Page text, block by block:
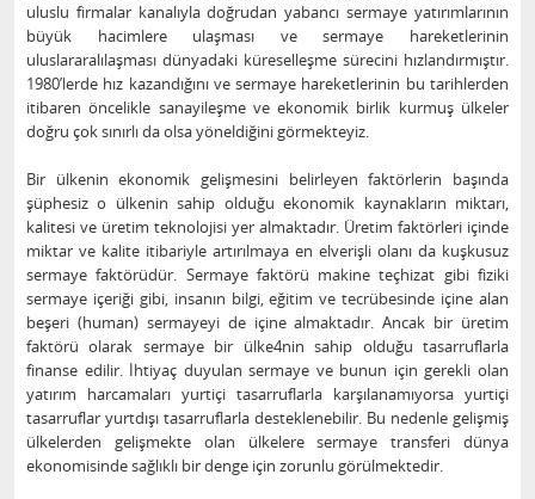
uluslu firmalar kanalıyla doğrudan yabancı sermaye yatırımlarının
büyük hacimlere ulaşması ve sermaye hareketlerinin
uluslararalılaşması dünyadaki küreselleşme sürecini hızlandırmıştır.
1980’lerde hız kazandığını ve sermaye hareketlerinin bu tarihlerden
itibaren öncelikle sanayileşme ve ekonomik birlik kurmuş ülkeler
doğru çok sınırlı da olsa yöneldiğini görmekteyiz.
Bir ülkenin ekonomik gelişmesini belirleyen faktörlerin başında
şüphesiz o ülkenin sahip olduğu ekonomik kaynakların miktarı,
kalitesi ve üretim teknolojisi yer almaktadır. Üretim faktörleri içinde
miktar ve kalite itibariyle artırılmaya en elverişli olanı da kuşkusuz
sermaye faktörüdür. Sermaye faktörü makine teçhizat gibi fiziki
sermaye içeriği gibi, insanın bilgi, eğitim ve tecrübesinde içine alan
beşeri (human) sermayeyi de içine almaktadır. Ancak bir üretim
faktörü olarak sermaye bir ülke4nin sahip olduğu tasarruflarla
finanse edilir. İhtiyaç duyulan sermaye ve bunun için gerekli olan
yatırım harcamaları yurtiçi tasarruflarla karşılanamıyorsa yurtiçi
tasarruflar yurtdışı tasarruflarla desteklenebilir. Bu nedenle gelişmiş
ülkelerden gelişmekte olan ülkelere sermaye transferi dünya
ekonomisinde sağlıklı bir denge için zorunlu görülmektedir.